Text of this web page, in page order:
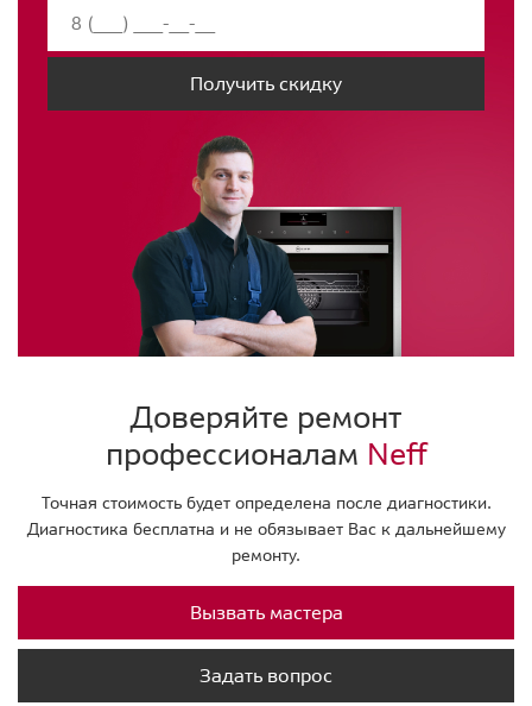
Получить скидку
Доверяйте ремонт
профессионалам Neff
Точная стоимость будет определена после диагностики.
Диагностика бесплатна и не обязывает Вас к дальнейшему
ремонту.
Вызвать мастера
Задать вопрос